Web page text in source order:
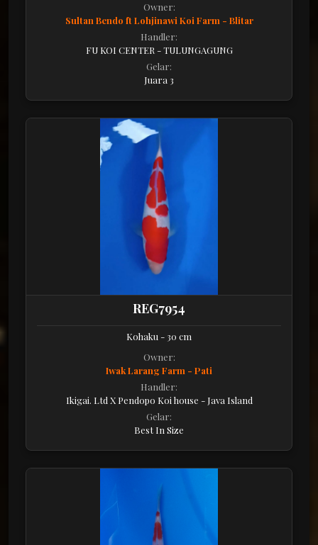
Owner:
Sultan Bendo ft Lohjinawi Koi Farm - Blitar
Handler:
FU KOI CENTER - TULUNGAGUNG
Gelar:
Juara 3
REG7954
Kohaku - 30 cm
Owner:
Iwak Larang Farm - Pati
Handler:
Ikigai. Ltd X Pendopo Koi house - Java Island
Gelar:
Best In Size